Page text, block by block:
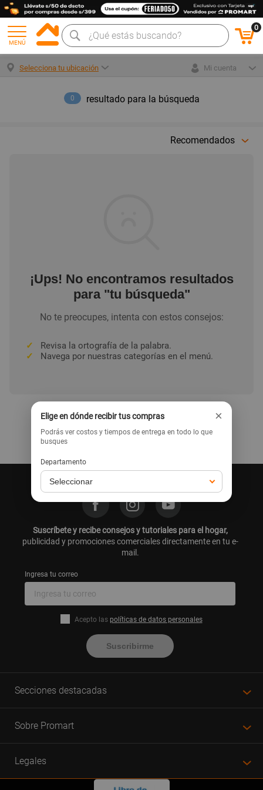
MENÚ
0
Selecciona tu ubicación Mi cuenta
0 resultado para la búsqueda
Recomendados
¡Ups! No encontramos resultados
para "tu búsqueda"
No te preocupes, intenta con estos consejos:
✓
Revisa la ortografía de la palabra.
✓
Navega por nuestras categorías en el menú.
Ir a la home
Síguenos en nuestras redes:
Suscríbete y recibe consejos y tutoriales para el hogar,
publicidad y promociones comerciales directamente en tu e-
mail.
Ingresa tu correo
Acepto las políticas de datos personales
Suscribirme
Secciones destacadas
Sobre Promart
Legales
Elige en dónde recibir tus compras ×
Podrás ver costos y tiempos de entrega en todo lo que
busques
Departamento